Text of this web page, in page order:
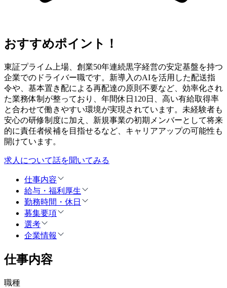
おすすめポイント！
東証プライム上場、創業50年連続黒字経営の安定基盤を持つ
企業でのドライバー職です。新導入のAIを活用した配送指
令や、基本置き配による再配達の原則不要など、効率化され
た業務体制が整っており、年間休日120日、高い有給取得率
と合わせて働きやすい環境が実現されています。未経験者も
安心の研修制度に加え、新規事業の初期メンバーとして将来
的に責任者候補を目指せるなど、キャリアアップの可能性も
開けています。
求人について話を聞いてみる
仕事内容
給与・福利厚生
勤務時間・休日
募集要項
選考
企業情報
仕事内容
職種